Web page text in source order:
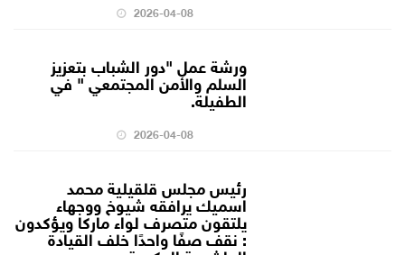
2026-04-08
ورشة عمل "دور الشباب بتعزيز
السلم والأمن المجتمعي " في
الطفيلة.
2026-04-08
رئيس مجلس قلقيلية محمد
اسميك يرافقه شيوخ ووجهاء
يلتقون متصرف لواء ماركا ويؤكدون
: نقف صفًا واحدًا خلف القيادة